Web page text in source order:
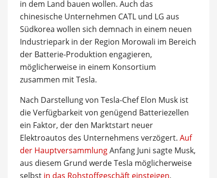
in dem Land bauen wollen. Auch das
chinesische Unternehmen CATL und LG aus
Südkorea wollen sich demnach in einem neuen
Industriepark in der Region Morowali im Bereich
der Batterie-Produktion engagieren,
möglicherweise in einem Konsortium
zusammen mit Tesla.
Nach Darstellung von Tesla-Chef Elon Musk ist
die Verfügbarkeit von genügend Batteriezellen
ein Faktor, der den Marktstart neuer
Elektroautos des Unternehmens verzögert. Auf
der HauptversammlungAnfang Juni sagte Musk,
aus diesem Grund werde Tesla möglicherweise
selbst in das Rohstoffgeschäft einsteigen,